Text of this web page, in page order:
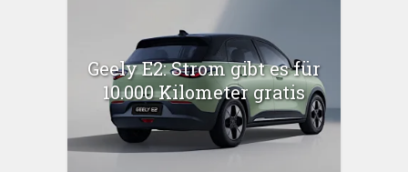
Geely E2: Strom gibt es für
10.000 Kilometer gratis